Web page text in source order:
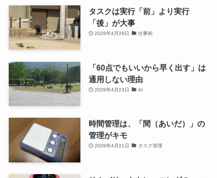
タスクは実行「前」より実行
「後」が大事
2026年4月29日 仕事術
「60点でもいいから早く出す」は
通用しない理由
2026年4月23日 AI
時間管理は、「間（あいだ）」の
管理がキモ
2026年4月21日 タスク管理